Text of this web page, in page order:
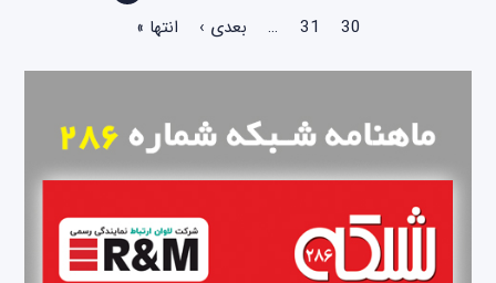
30
31
… بعدی › انتها »